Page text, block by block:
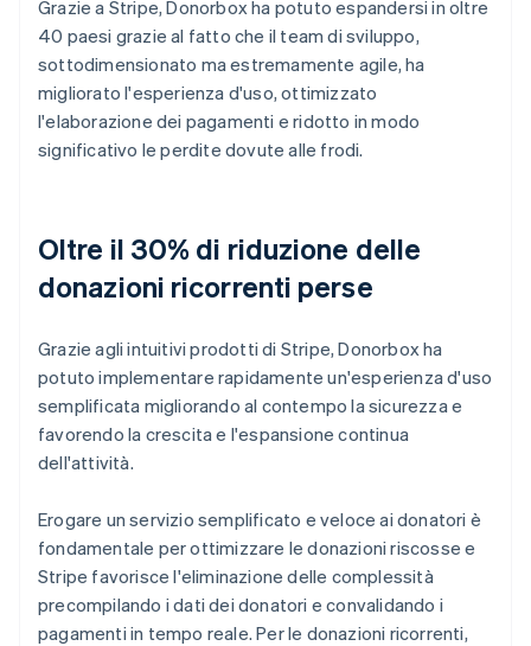
Grazie a Stripe, Donorbox ha potuto espandersi in oltre
40 paesi grazie al fatto che il team di sviluppo,
sottodimensionato ma estremamente agile, ha
migliorato l'esperienza d'uso, ottimizzato
l'elaborazione dei pagamenti e ridotto in modo
significativo le perdite dovute alle frodi.
Oltre il 30% di riduzione delle
donazioni ricorrenti perse
Grazie agli intuitivi prodotti di Stripe, Donorbox ha
potuto implementare rapidamente un'esperienza d'uso
semplificata migliorando al contempo la sicurezza e
favorendo la crescita e l'espansione continua
dell'attività.
Erogare un servizio semplificato e veloce ai donatori è
fondamentale per ottimizzare le donazioni riscosse e
Stripe favorisce l'eliminazione delle complessità
precompilando i dati dei donatori e convalidando i
pagamenti in tempo reale. Per le donazioni ricorrenti,